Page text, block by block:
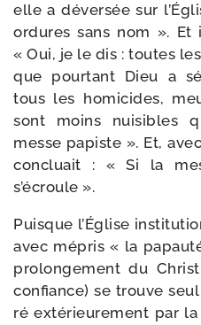
elle a déver­sée sur
ordures sans nom ». Et
« Oui, je le dis : toutes
que pour­tant Dieu a
tous les homi­cides,
sont moins nui­sibles
messe papiste ». Et,
concluait : « Si la
s’écroule ».
Puisque l’Église
avec mépris « la
pro­lon­ge­ment du
confiance) se trouve
ré exté­rieu­re­ment par